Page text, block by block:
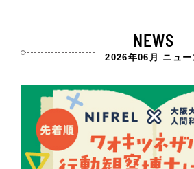
NEWS
2026年06月 ニュー